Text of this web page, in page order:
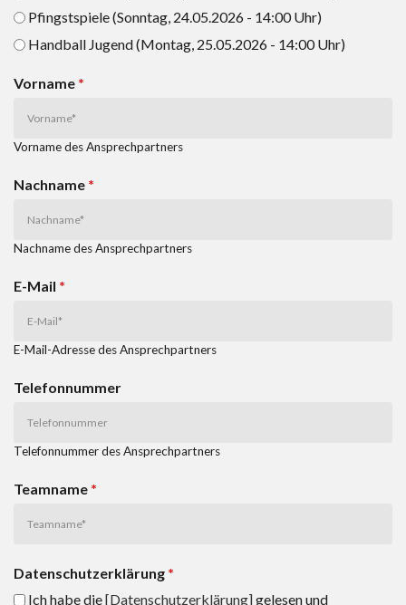
Pfingstspiele (Sonntag, 24.05.2026 - 14:00 Uhr)
Handball Jugend (Montag, 25.05.2026 - 14:00 Uhr)
Vorname *
Vorname des Ansprechpartners
Nachname *
Nachname des Ansprechpartners
E-Mail *
E-Mail-Adresse des Ansprechpartners
Telefonnummer
Telefonnummer des Ansprechpartners
Teamname *
Datenschutzerklärung *
Ich habe die[Datenschutzerklärung]gelesen und